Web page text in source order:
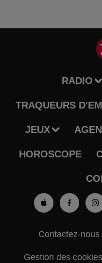
RADIO
TRAQUEURS
JEUX
HOROSCOPE
Contactez-nous
Gestion des cookies